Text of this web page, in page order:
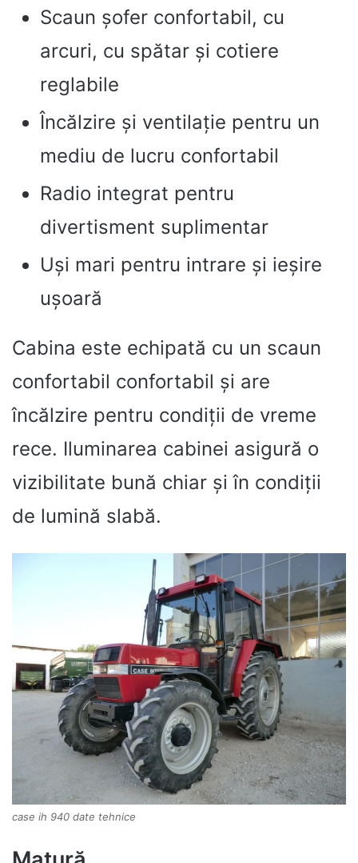
Scaun șofer confortabil, cu
arcuri, cu spătar și cotiere
reglabile
Încălzire și ventilație pentru un
mediu de lucru confortabil
Radio integrat pentru
divertisment suplimentar
Uși mari pentru intrare și ieșire
ușoară
Cabina este echipată cu un scaun
confortabil confortabil și are
încălzire pentru condiții de vreme
rece. Iluminarea cabinei asigură o
vizibilitate bună chiar și în condiții
de lumină slabă.
case ih 940 date tehnice